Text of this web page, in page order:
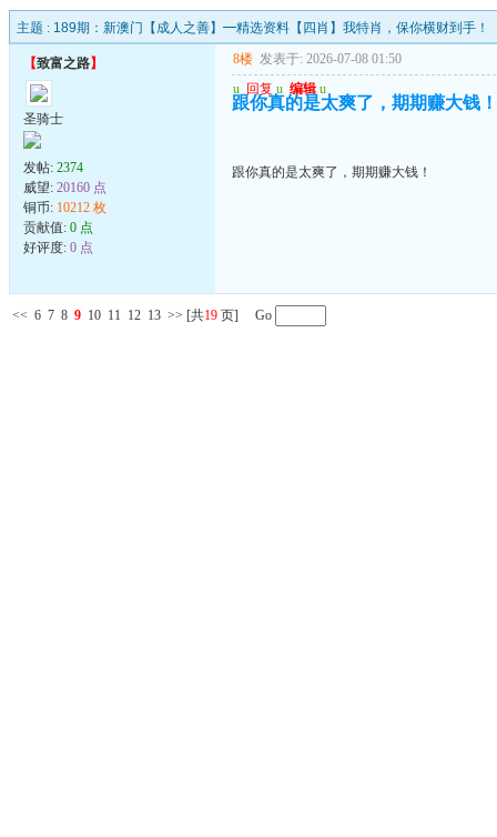
主题 : 189期：新澳门【成人之善】━精选资料【四肖】我特肖，保你横财到手！
【致富之路】
圣骑士
发帖: 2374
威望: 20160 点
铜币: 10212 枚
贡献值: 0 点
好评度: 0 点
8楼 发表于: 2026-07-08 01:50
u 回复 u 编辑 u
跟你真的是太爽了，期期赚大钱！
跟你真的是太爽了，期期赚大钱！
<< 6 7 8 9 10 11 12 13 >> [共19 页] Go